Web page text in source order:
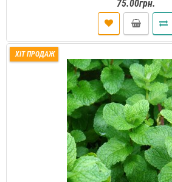
75.00грн.
ХІТ ПРОДАЖ